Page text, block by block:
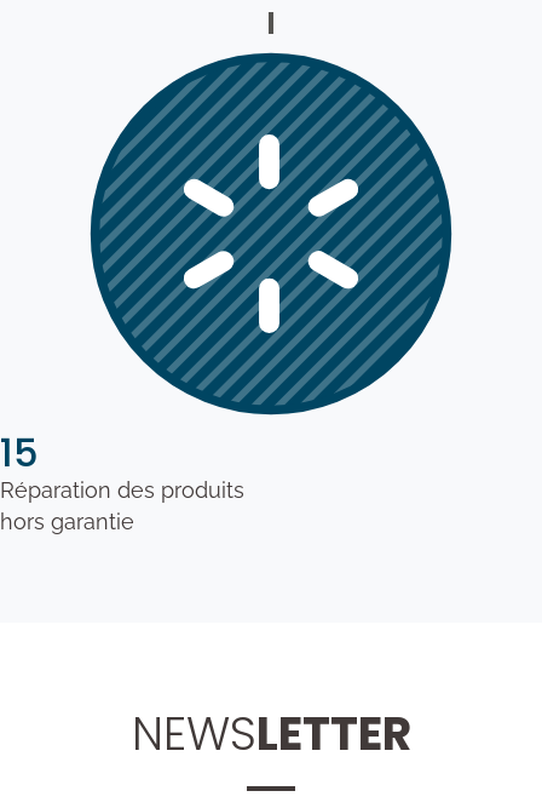
15
Réparation des produits
hors garantie
NEWSLETTER